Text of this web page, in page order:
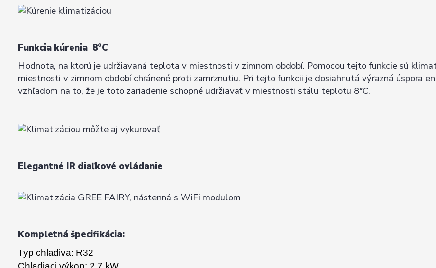
Funkcia kúrenia 8°C
Hodnota, na ktorú je udržiavaná teplota v miestnosti v zimnom období. Pomocou tejto funkcie sú
miestnosti v zimnom období chránené proti zamrznutiu. Pri tejto funkcii je dosiahnutá výrazná úspora
vzhľadom na to, že je toto zariadenie schopné udržiavať v miestnosti stálu teplotu 8°C.
Elegantné IR diaľkové ovládanie
Kompletná špecifikácia:
Typ chladiva: R32
Chladiaci výkon: 2,7 kW